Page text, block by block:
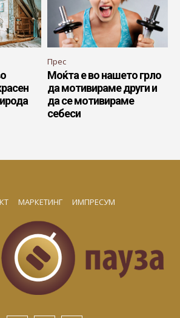
Прес
Моќта е во нашето грло
да мотивираме други и
да се мотивираме
себеси
МАРКЕТИНГ ИМПРЕСУМ